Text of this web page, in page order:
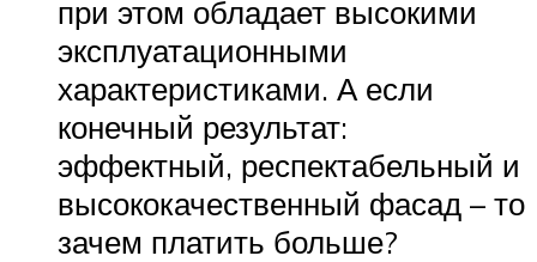
при этом обладает высокими
эксплуатационными
характеристиками. А если
конечный результат:
эффектный, респектабельный и
высококачественный фасад – то
зачем платить больше?